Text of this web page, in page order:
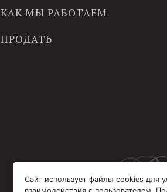
КАК МЫ РАБОТАЕМ
ПРОДАТЬ
Сайт использует файлы cookies для